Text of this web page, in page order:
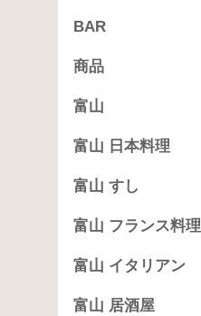
BAR
商品
富山
富山 日本料理
富山 すし
富山 フランス料理
富山 イタリアン
富山 居酒屋